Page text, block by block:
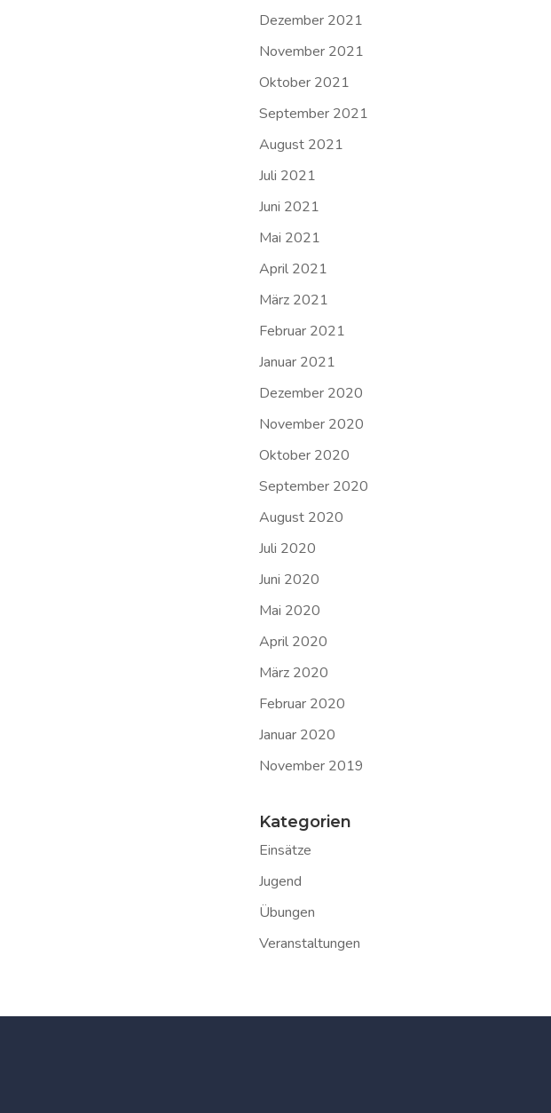
Dezember 2021
November 2021
Oktober 2021
September 2021
August 2021
Juli 2021
Juni 2021
Mai 2021
April 2021
März 2021
Februar 2021
Januar 2021
Dezember 2020
November 2020
Oktober 2020
September 2020
August 2020
Juli 2020
Juni 2020
Mai 2020
April 2020
März 2020
Februar 2020
Januar 2020
November 2019
Kategorien
Einsätze
Jugend
Übungen
Veranstaltungen